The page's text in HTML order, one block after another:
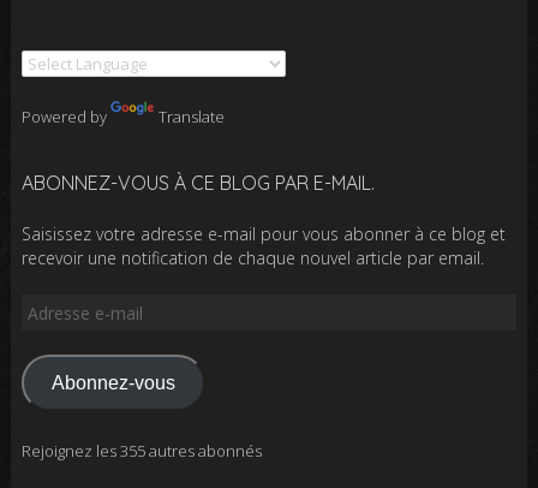
Powered by Translate
ABONNEZ-VOUS À CE BLOG PAR E-MAIL.
Saisissez votre adresse e-mail pour vous abonner à ce blog et
recevoir une notification de chaque nouvel article par email.
Adresse
mail
Abonnez-vous
Rejoignez les 355 autres abonnés